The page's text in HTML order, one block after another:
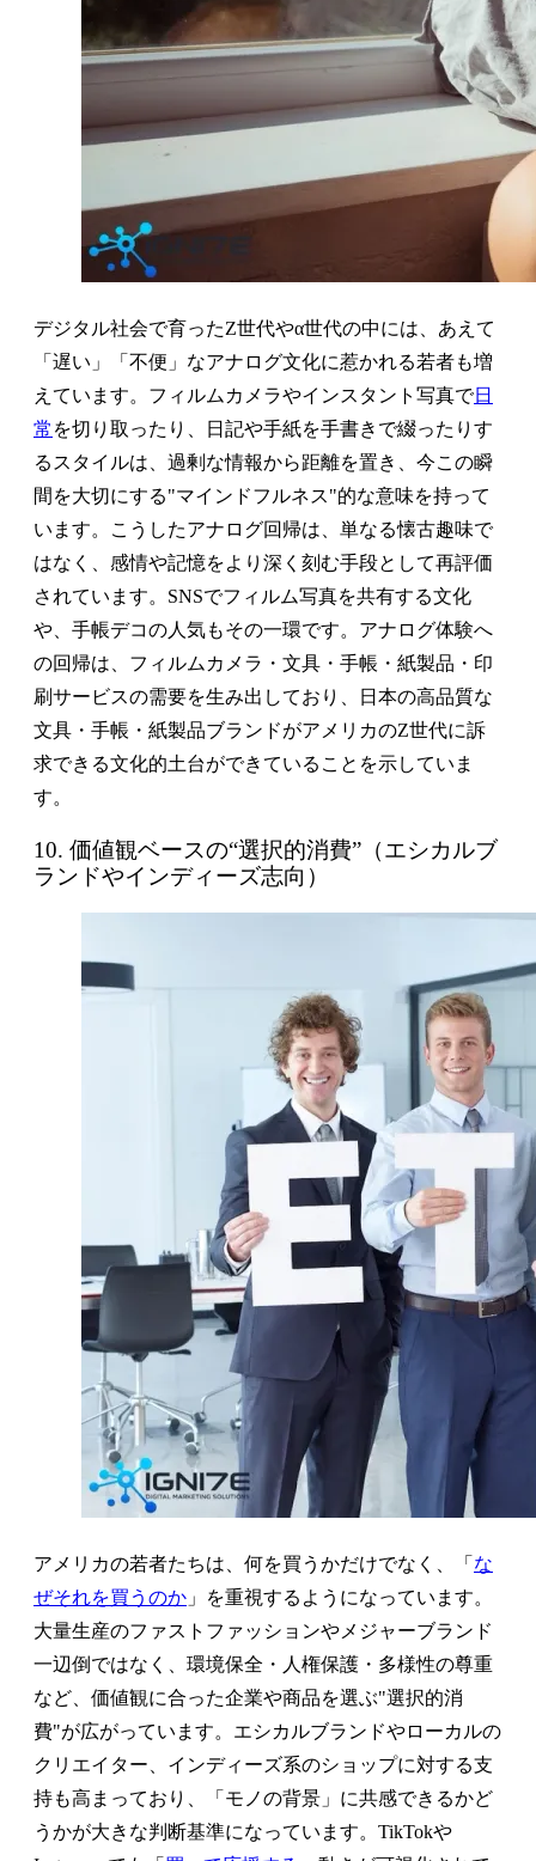
デジタル社会で育ったZ世代やα世代の中には、あえて
「遅い」「不便」なアナログ文化に惹かれる若者も増
えています。フィルムカメラやインスタント写真で日
常 を切り取ったり、日記や手紙を手書きで綴ったりす
るスタイルは、過剰な情報から距離を置き、今この瞬
間を大切にする"マインドフルネス"的な意味を持って
います。こうしたアナログ回帰は、単なる懐古趣味で
はなく、感情や記憶をより深く刻む手段として再評価
されています。SNSでフィルム写真を共有する文化
や、手帳デコの人気もその一環です。アナログ体験へ
の回帰は、フィルムカメラ・文具・手帳・紙製品・印
刷サービスの需要を生み出しており、日本の高品質な
文具・手帳・紙製品ブランドがアメリカのZ世代に訴
求できる文化的土台ができていることを示していま
す。
10. 価値観ベースの“選択的消費”（エシカルブ
ランドやインディーズ志向）
アメリカの若者たちは、何を買うかだけでなく、「 な
ぜそれを買うのか 」を重視するようになっています。
大量生産のファストファッションやメジャーブランド
一辺倒ではなく、環境保全・人権保護・多様性の尊重
など、価値観に合った企業や商品を選ぶ"選択的消
費"が広がっています。エシカルブランドやローカルの
クリエイター、インディーズ系のショップに対する支
持も高まっており、「モノの背景」に共感できるかど
うかが大きな判断基準になっています。TikTokや